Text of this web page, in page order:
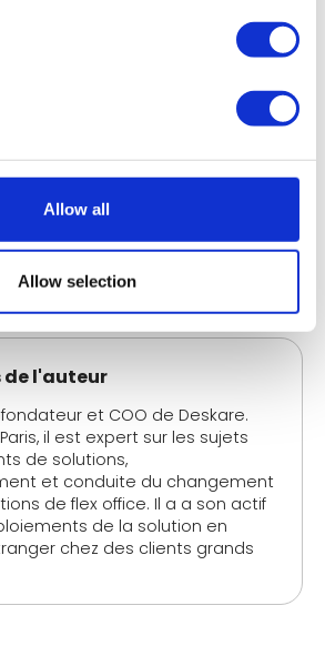
Allow all
Allow selection
de travail optimal pour tous
plus en plus populaire, à juste
vers ce type
travail doit être pensé très
gardant à l'esprit ces quelques
vous pouvez contribuer àrendre
douce pour tous les salariés
de l'auteur
et COO de Deskare.
il est expert sur les sujets
de solutions,
et conduite du changement
de flex office. Il a a son actif
de la solution en
chez des clients grands